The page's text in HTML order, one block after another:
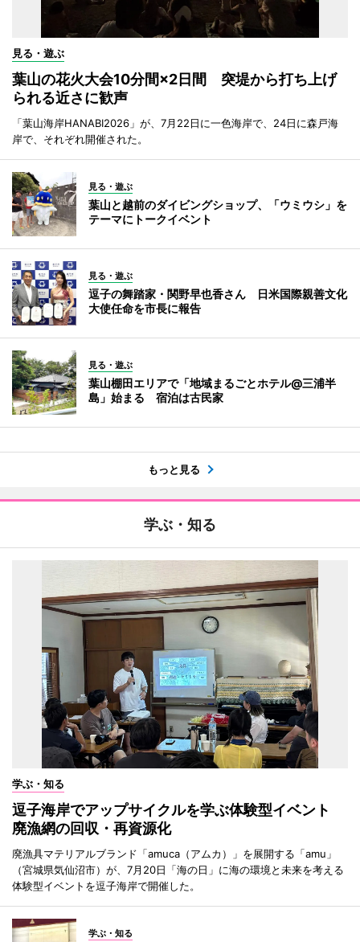
見る・遊ぶ
葉山の花火大会10分間×2日間 突堤から打ち上げ
られる近さに歓声
「葉山海岸HANABI2026」が、7月22日に一色海岸で、24日に森戸海
岸で、それぞれ開催された。
見る・遊ぶ
葉山と越前のダイビングショップ、「ウミウシ」を
テーマにトークイベント
見る・遊ぶ
逗子の舞踏家・関野早也香さん 日米国際親善文化
大使任命を市長に報告
見る・遊ぶ
葉山棚田エリアで「地域まるごとホテル@三浦半
島」始まる 宿泊は古民家
もっと見る
学ぶ・知る
学ぶ・知る
逗子海岸でアップサイクルを学ぶ体験型イベント
廃漁網の回収・再資源化
廃漁具マテリアルブランド「amuca（アムカ）」を展開する「amu」
（宮城県気仙沼市）が、7月20日「海の日」に海の環境と未来を考える
体験型イベントを逗子海岸で開催した。
学ぶ・知る